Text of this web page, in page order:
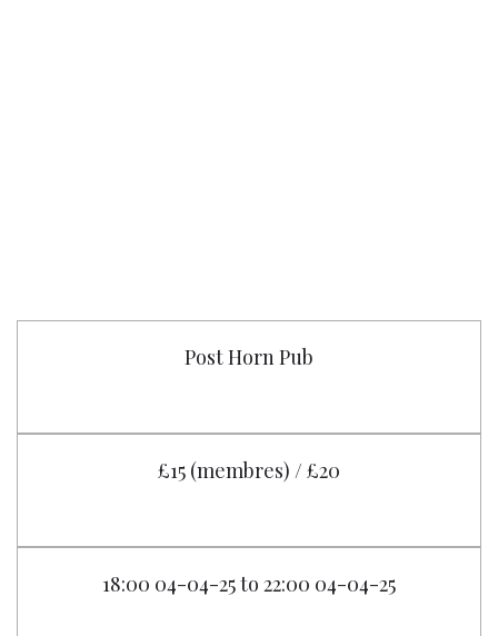
Post Horn Pub
£15 (membres) / £20
18:00 04-04-25 to 22:00 04-04-25